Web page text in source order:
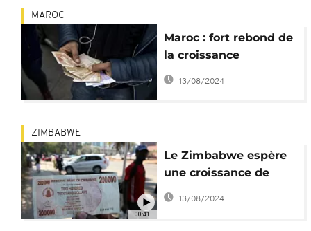
MAROC
Maroc : fort rebond de
la croissance
économique en 2021
13/08/2024
00:41
ZIMBABWE
Le Zimbabwe espère
une croissance de
7,8% en 2021
13/08/2024